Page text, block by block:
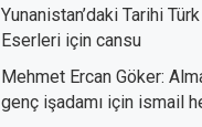
Yunanistan’daki Tarihi
Eserleri için cansu
Mehmet Ercan Göker:
genç işadamı için ismail